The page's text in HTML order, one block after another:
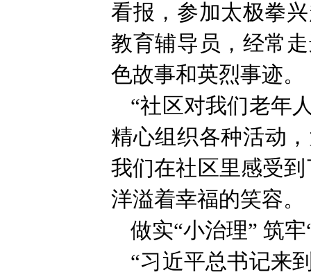
看报，参加太极拳
教育辅导员，经常
色故事和英烈事迹。
“社区对我们老年
精心组织各种活动
我们在社区里感受
洋溢着幸福的笑容。
做实“小治理” 筑牢
“习近平总书记来